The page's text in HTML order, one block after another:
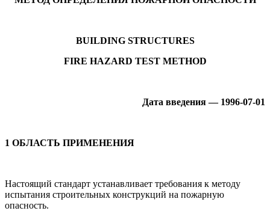
BUILDING STRUCTURES
FIRE HAZARD TEST METHOD
Дата введения — 1996-07-01
1 ОБЛАСТЬ ПРИМЕНЕНИЯ
Настоящий стандарт устанавливает требования к методу
испытания строительных конструкций на пожарную
опасность.